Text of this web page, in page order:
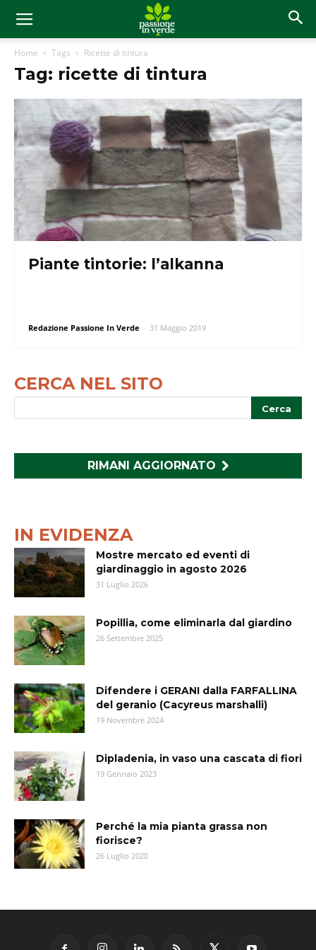
Home Tags Ricette di tintura
Tag: ricette di tintura
Piante tintorie: l’alkanna
Redazione Passione In Verde - 31 Maggio 2019
CERCA NEL SITO
RIMANI AGGIORNATO
IN EVIDENZA
Mostre mercato ed eventi di
giardinaggio in agosto 2026
31 Luglio 2026
Popillia, come eliminarla dal giardino
26 Settembre 2025
Difendere i GERANI dalla FARFALLINA
del geranio (Cacyreus marshalli)
19 Novembre 2024
Dipladenia, in vaso una cascata di fiori
19 Gennaio 2023
Perché la mia pianta grassa non
fiorisce?
26 Luglio 2020